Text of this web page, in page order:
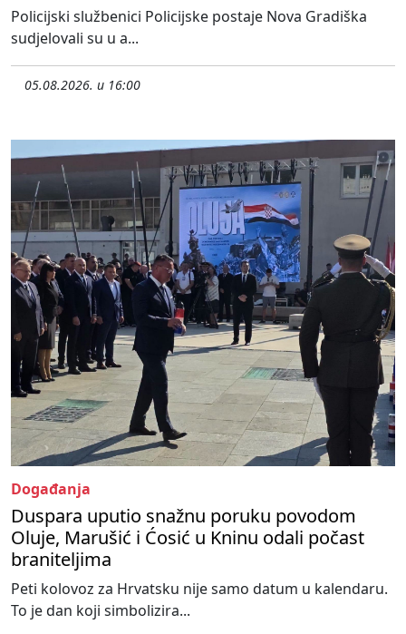
Policijski službenici Policijske postaje Nova Gradiška
sudjelovali su u a...
05.08.2026. u 16:00
Događanja
Duspara uputio snažnu poruku povodom
Oluje, Marušić i Ćosić u Kninu odali počast
braniteljima
Peti kolovoz za Hrvatsku nije samo datum u kalendaru.
To je dan koji simbolizira...